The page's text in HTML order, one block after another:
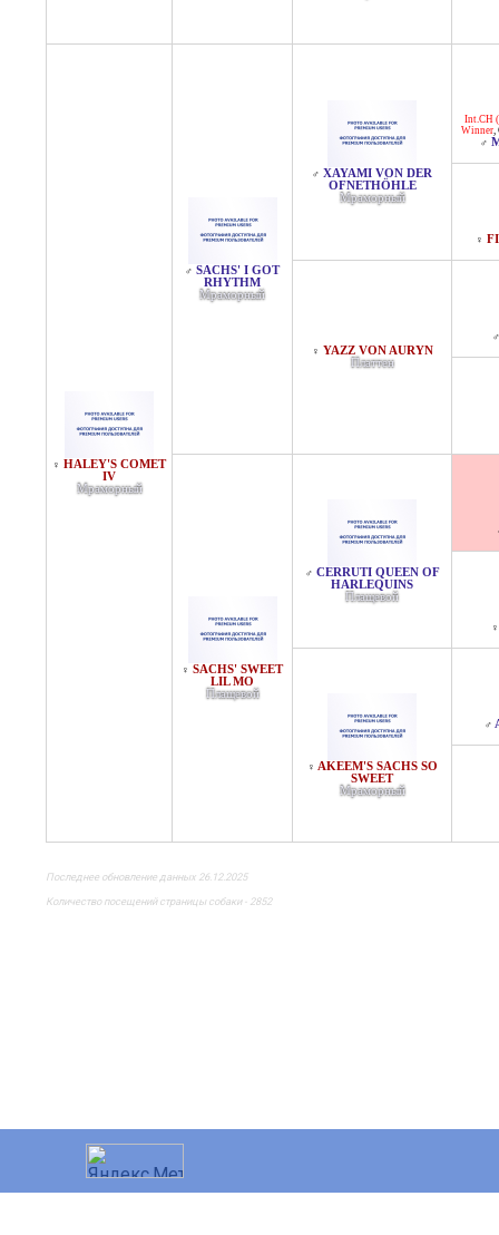
♀ HALEY'S COMET
IV
Мраморный
♂ SACHS' I GOT
RHYTHM
Мраморный
♂ XAYAMI VON DER
OFNETHÖHLE
Мраморный
Int.CH
Winner,
♂
♀
♀ YAZZ VON AURYN
Платтен
♂
♀ SACHS' SWEET
LIL MO
Плащевой
♂ CERRUTI QUEEN OF
HARLEQUINS
Плащевой
♀
♀ AKEEM'S SACHS SO
SWEET
Мраморный
♂
Последнее обновление данных 26.12.2025
Количество посещений страницы собаки - 2852